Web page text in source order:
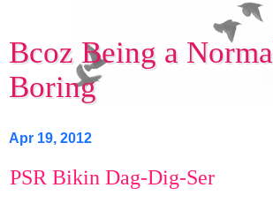
Bcoz Being a
Boring
Apr 19, 2012
PSR Bikin Dag-Dig-Ser